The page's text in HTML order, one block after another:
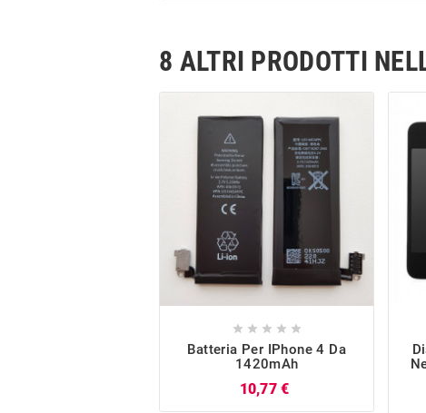
8 ALTRI PRODOTTI
    
Batteria Per IPhone 4 Da
1420mAh
10,77 €